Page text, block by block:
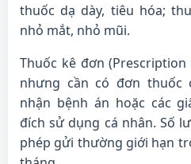
thuốc dạ dày, tiêu hóa;
nhỏ mắt, nhỏ mũi.
Thuốc kê đơn
nhưng cần có đơn thuốc
nhận bệnh án hoặc các
đích sử dụng cá nhân. Số
phép gửi thường giới hạn